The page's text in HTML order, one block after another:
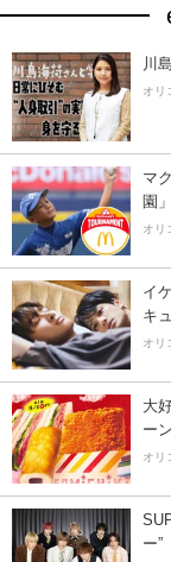
川
オリ
マ
園」
オリ
イ
キ
オリ
大
ーン
オリ
ー”